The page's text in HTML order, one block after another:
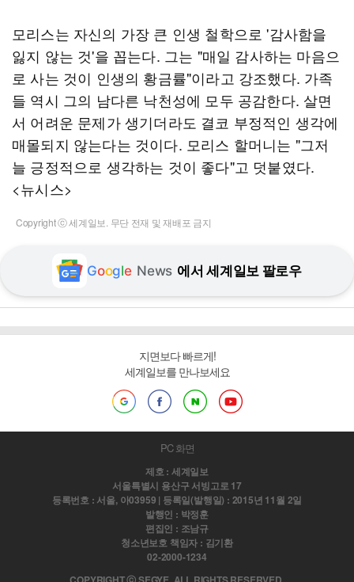
모리스는 자신의 가장 큰 인생 철학으로 '감사함을
잃지 않는 것'을 꼽는다. 그는 "매일 감사하는 마음으
로 사는 것이 인생의 황금률"이라고 강조했다. 가족
들 역시 그의 남다른 낙천성에 모두 공감한다. 살면
서 어려운 문제가 생기더라도 결코 부정적인 생각에
매몰되지 않는다는 것이다. 모리스 할머니는 "그저
늘 긍정적으로 생각하는 것이 좋다"고 덧붙였다.
<뉴시스>
Copyright ⓒ 세계일보. 무단 전재 및 재배포 금지
Google News 에서 세계일보 팔로우
지면보다 빠르게!
세계일보를 만나보세요
PC 화면
제호 : 세계일보
서울특별시 용산구 서빙고로 17
등록번호 : 서울, 아03959 | 등록일(발행일) : 2015년 11월 2일
발행인 : 박정훈
편집인 : 조남규
청소년보호 책임자 : 김기환
02-2000-1234